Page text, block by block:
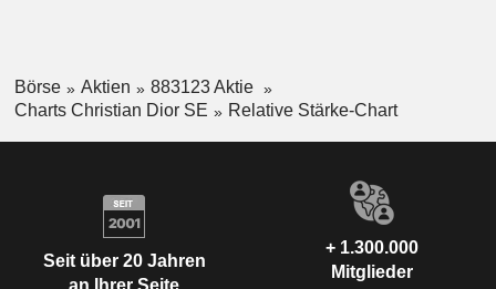
Börse Aktien
883123 Aktie
Charts Christian Dior SE
Relative Stärke-Chart
Seit über 20 Jahren
an Ihrer Seite
+ 1.300.000
Mitglieder